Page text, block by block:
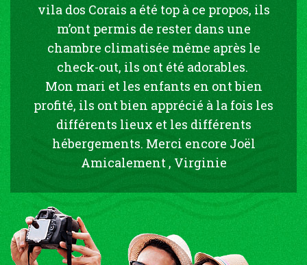
vila dos Corais a été top à ce propos, ils
m’ont permis de rester dans une
chambre climatisée même après le
check-out, ils ont été adorables.
Mon mari et les enfants en ont bien
profité, ils ont bien apprécié à la fois les
différents lieux et les différents
hébergements. Merci encore Joël
Amicalement , Virginie